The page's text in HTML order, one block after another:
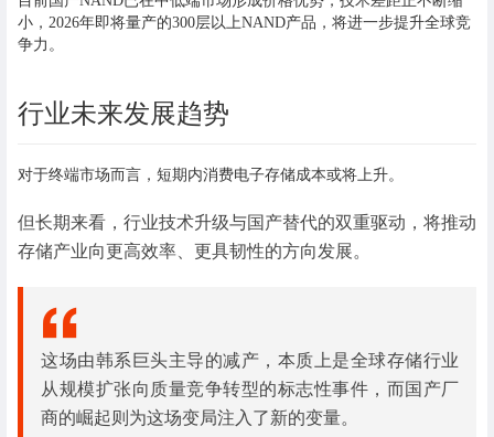
小，2026年即将量产的300层以上NAND产品，将进一步提升全球竞
争力。
行业未来发展趋势
对于终端市场而言，短期内消费电子存储成本或将上升。
但长期来看，行业技术升级与国产替代的双重驱动，将推动
存储产业向更高效率、更具韧性的方向发展。
这场由韩系巨头主导的减产，本质上是全球存储行业
从规模扩张向质量竞争转型的标志性事件，而国产厂
商的崛起则为这场变局注入了新的变量。